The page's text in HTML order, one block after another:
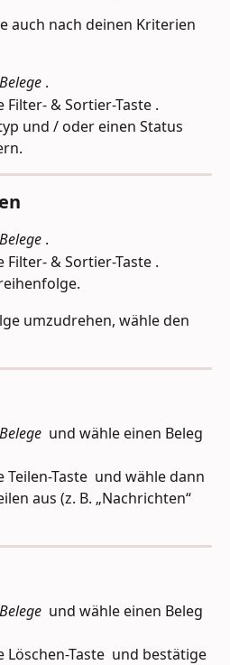
auch nach deinen Kriterien
Belege .
& Sortier-Taste .
und / oder einen Status
Belege .
& Sortier-Taste .
umzudrehen, wähle den
Belege und wähle einen Beleg
Taste und wähle dann
aus (z. B. „Nachrichten“
Belege und wähle einen Beleg
Taste und bestätige